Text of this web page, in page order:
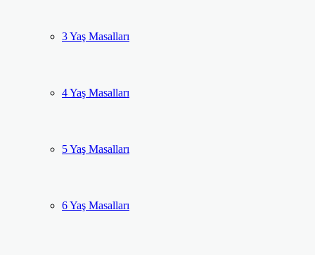
3 Yaş Masalları
4 Yaş Masalları
5 Yaş Masalları
6 Yaş Masalları